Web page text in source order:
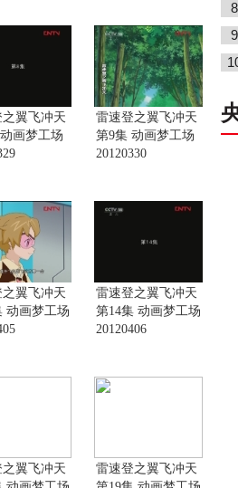
翼飞冲天
画梦工场
雷速登之翼飞冲天
第9集 动画梦工场
20120330
翼飞冲天
动画梦工场
雷速登之翼飞冲天
第14集 动画梦工场
20120406
翼飞冲天
雷速登之翼飞冲天
8
9